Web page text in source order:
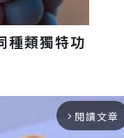
種類獨特功
arrow_forward_ios 閱讀文章